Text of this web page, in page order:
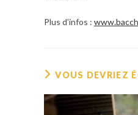
Plus d’infos :
VOUS DEVRIEZ